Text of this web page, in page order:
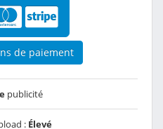
de paiement
publicité
: Élevé